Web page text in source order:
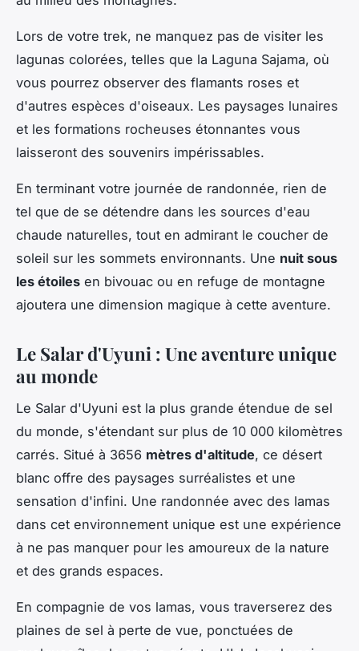
Lors de votre trek, ne manquez pas de visiter les
lagunas colorées, telles que la Laguna Sajama, où
vous pourrez observer des flamants roses et
d'autres espèces d'oiseaux. Les paysages lunaires
et les formations rocheuses étonnantes vous
laisseront des souvenirs impérissables.
En terminant votre journée de randonnée, rien de
tel que de se détendre dans les sources d'eau
chaude naturelles, tout en admirant le coucher de
soleil sur les sommets environnants. Une nuit sous
les étoiles en bivouac ou en refuge de montagne
ajoutera une dimension magique à cette aventure.
Le Salar d'Uyuni : Une aventure unique
au monde
Le Salar d'Uyuni est la plus grande étendue de sel
du monde, s'étendant sur plus de 10 000 kilomètres
carrés. Situé à 3656 mètres d'altitude, ce désert
blanc offre des paysages surréalistes et une
sensation d'infini. Une randonnée avec des lamas
dans cet environnement unique est une expérience
à ne pas manquer pour les amoureux de la nature
et des grands espaces.
En compagnie de vos lamas, vous traverserez des
plaines de sel à perte de vue, ponctuées de